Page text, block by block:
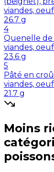
viandes,
26.7 g
4
Quenelle de
viandes,
23.6 g
5
Pâté en
viandes,
21.7 g
Moins